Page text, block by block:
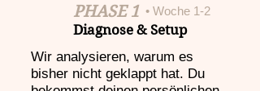
PHASE 1 • Woche 1-2
Diagnose & Setup
Wir analysieren, warum es
bisher nicht geklappt hat. Du